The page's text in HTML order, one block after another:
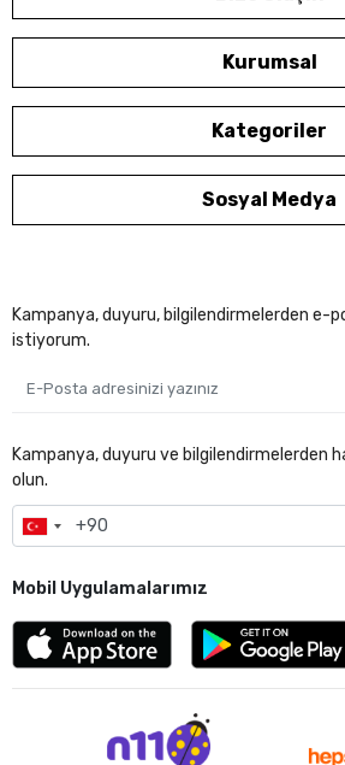
Kurumsal
Kategoriler
Sosyal Medya
Kampanya, duyuru, bilgilendirmelerden e-
istiyorum.
Kampanya, duyuru ve bilgilendirmelerden
olun.
Mobil Uygulamalarımız